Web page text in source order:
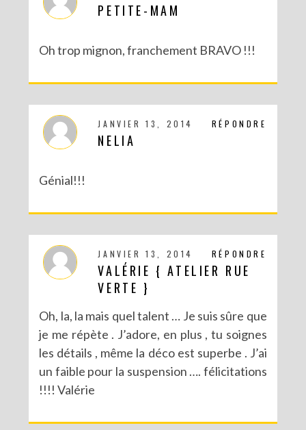
DIY – UN CALENDRIER DE L’AVENT TOUT EN IMAGES
DIY CRÉE TON BULLET JOURNAL (AVEC SCAN N CUT)
PETITE-MAM
Oh trop mignon, franchement BRAVO !!!
RÉPONDRE
JANVIER 13, 2014
NELIA
Génial!!!
RÉPONDRE
JANVIER 13, 2014
VALÉRIE { ATELIER RUE
VERTE }
Oh, la, la mais quel talent … Je suis sûre que
je me répète . J’adore, en plus , tu soignes
les détails , même la déco est superbe . J’ai
un faible pour la suspension …. félicitations
!!!! Valérie